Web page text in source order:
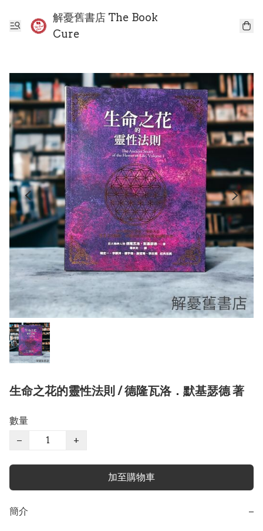
解憂舊書店 The Book
Cure
生命之花的靈性法則 / 德隆瓦洛．默基瑟德 著
數量
−
+
加至購物車
簡介 −